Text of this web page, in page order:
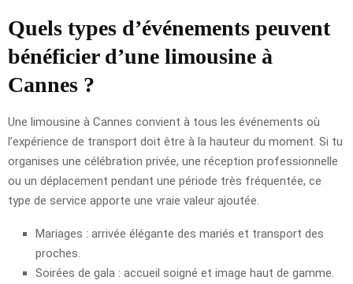
Quels types d’événements peuvent
bénéficier d’une limousine à
Cannes ?
Une limousine à Cannes convient à tous les événements où
l’expérience de transport doit être à la hauteur du moment. Si tu
organises une célébration privée, une réception professionnelle
ou un déplacement pendant une période très fréquentée, ce
type de service apporte une vraie valeur ajoutée.
Mariages : arrivée élégante des mariés et transport des
proches.
Soirées de gala : accueil soigné et image haut de gamme.